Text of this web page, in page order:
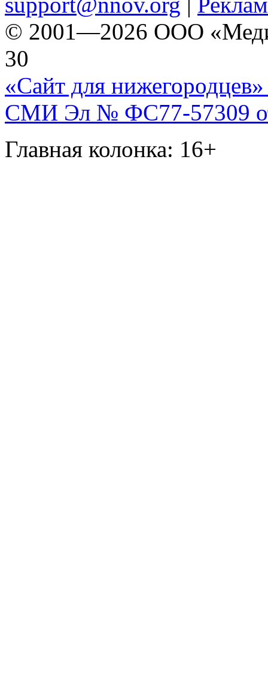
© 2001—2026 ООО
30
«Сайт для нижегородцев»
СМИ Эл № ФС77-57309
Главная колонка: 16+